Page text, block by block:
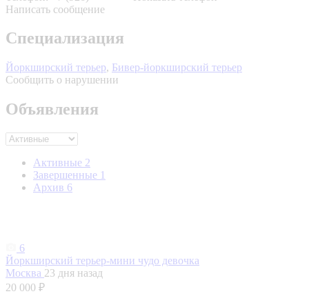
Написать сообщение
Специализация
Йоркширский терьер, Бивер-йоркширский терьер
Сообщить о нарушении
Объявления
Активные 2
Завершенные 1
Архив 6
6
Йоркширский терьер-мини чудо девочка
Москва 23 дня назад
20 000 ₽